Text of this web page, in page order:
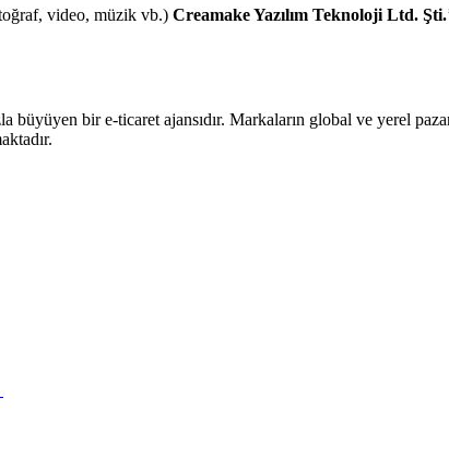
video, müzik vb.) Creamake Yazılım Teknoloji Ltd. Şti.
bir e-ticaret ajansıdır. Markaların global ve yerel